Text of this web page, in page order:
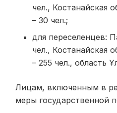
чел., Костанайская
– 30 чел.;
для переселенцев:
чел., Костанайская
– 255 чел., область
Лицам, включенным в
меры государственной